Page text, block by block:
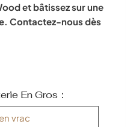
et bâtissez sur une
Contactez-nous dès
En Gros：
vrac